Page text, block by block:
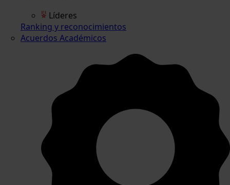
Líderes
Ranking y reconocimientos
Acuerdos Académicos